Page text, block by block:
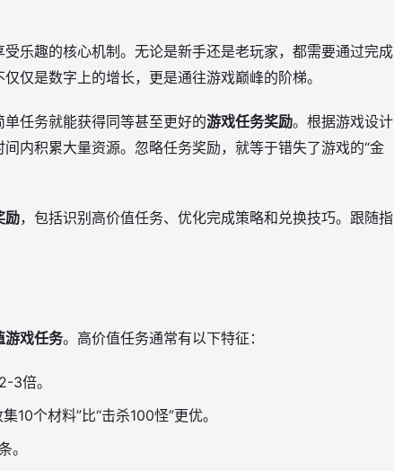
受乐趣的核心机制。无论是新手还是老玩家，都需要通过完成
仅是数字上的增长，更是通往游戏巅峰的阶梯。
任务就能获得同等甚至更好的游戏任务奖励。根据游戏设计
内积累大量资源。忽略任务奖励，就等于错失了游戏的“金
励，包括识别高价值任务、优化完成策略和兑换技巧。跟随指
游戏任务。高价值任务通常有以下特征：
3倍。
10个材料”比“击杀100怪”更优。
。